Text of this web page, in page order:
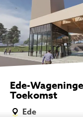
Ede-
Toekomst
Ede